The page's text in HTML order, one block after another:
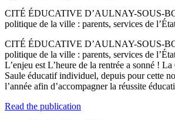
CITÉ ÉDUCATIVE D’AULNAY-SOUS-
politique de la ville : parents, services de
CITÉ ÉDUCATIVE D’AULNAY-SOUS-
politique de la ville : parents, services de
L’enjeu est L’heure de la rentrée a sonné !
Saule éducatif individuel, depuis pour cette
l’année afin d’accompagner la réussite
Read the publication